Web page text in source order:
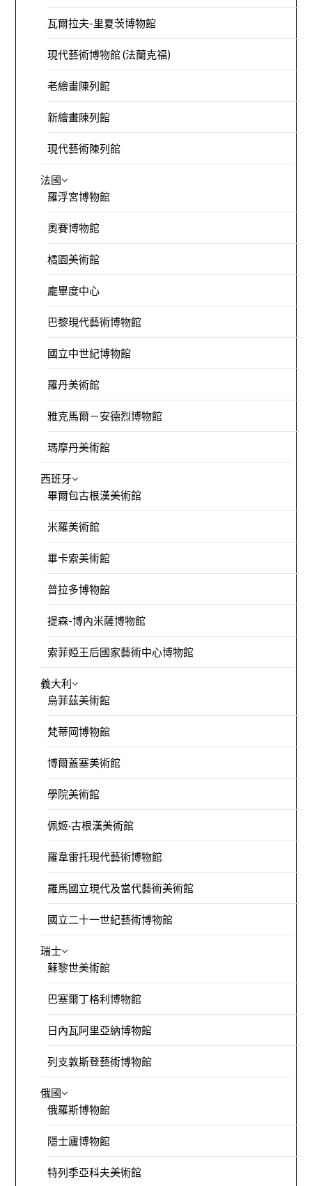
瓦爾拉夫-里夏茨博物館
現代藝術博物館 (法蘭克福)
老繪畫陳列館
新繪畫陳列館
現代藝術陳列館
法國
羅浮宮博物館
奧賽博物館
橘園美術館
龐畢度中心
巴黎現代藝術博物館
國立中世紀博物館
羅丹美術館
雅克馬爾－安德烈博物館
瑪摩丹美術館
西班牙
畢爾包古根漢美術館
米羅美術館
畢卡索美術館
普拉多博物館
提森-博內米薩博物館
索菲婭王后國家藝術中心博物館
義大利
烏菲茲美術館
梵蒂岡博物館
博爾蓋塞美術館
學院美術館
佩姬·古根漢美術館
羅韋雷托現代藝術博物館
羅馬國立現代及當代藝術美術館
國立二十一世紀藝術博物館
瑞士
蘇黎世美術館
巴塞爾丁格利博物館
日內瓦阿里亞納博物館
列支敦斯登藝術博物館
俄國
俄羅斯博物館
隱士廬博物館
特列季亞科夫美術館